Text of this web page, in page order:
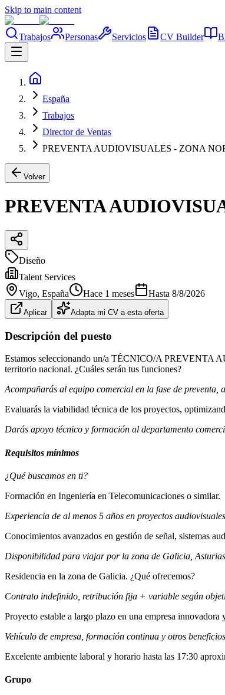
Skip to main content
Trabajos Personas Servicios CV Builder
España
Trabajos
Director de Ventas
PREVENTA AUDIOVISUALES - ZONA
Volver
PREVENTA
Diseño
Talent Services
Vigo, España Hace 1 meses Hasta 8/8/2026
Aplicar Adapta mi CV a esta oferta
Descripción del puesto
Estamos seleccionando un/a TÉCNICO/A PREVENTA
territorio nacional. ¿Cuáles serán tus funciones?
Acompañarás al equipo comercial en la fase de preventa,
Evaluarás la viabilidad técnica de los proyectos,
Darás apoyo técnico y formación al departamento
Requisitos mínimos
¿Qué buscamos en ti?
Formación en Ingeniería en Telecomunicaciones o similar.
Experiencia de al menos 5 años en proyectos
Conocimientos avanzados en gestión de señal, sistemas
Disponibilidad para viajar por la zona de Galicia,
Residencia en la zona de Galicia. ¿Qué ofrecemos?
Contrato indefinido, retribución fija + variable según
Proyecto estable a largo plazo en una empresa
Vehículo de empresa, formación continua y otros
Excelente ambiente laboral y horario hasta las 17:30
Grupo